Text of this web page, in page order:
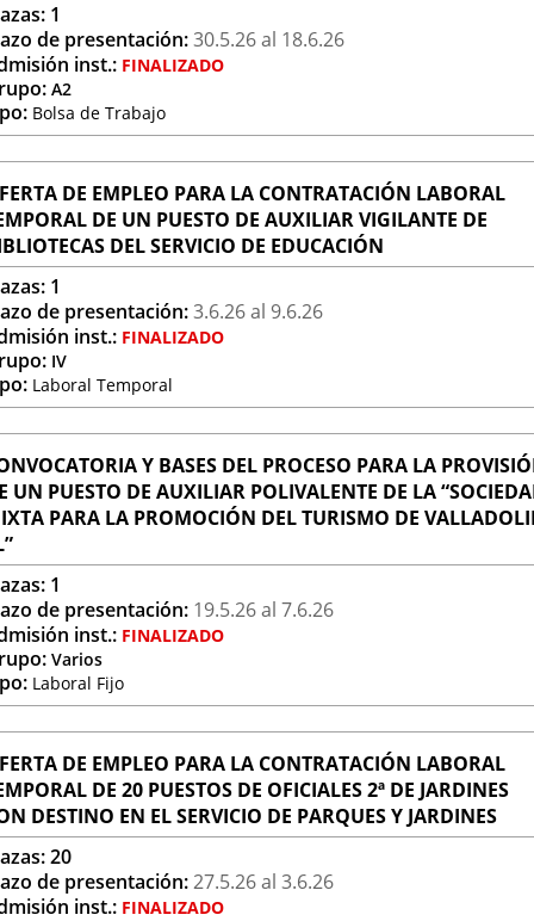
1
de presentación:30.5.26al 18.6.26
inst.: FINALIZADO
A2
Bolsa de Trabajo
1
DE EMPLEO PARA LA CONTRATACIÓN LABORAL
DE UN PUESTO DE AUXILIAR VIGILANTE DE
DEL SERVICIO DE EDUCACIÓN
de presentación:3.6.26al 9.6.26
inst.: FINALIZADO
IV
Laboral Temporal
1
Y BASES DEL PROCESO PARA LA
UN PUESTO DE AUXILIAR POLIVALENTE DE LA
PARA LA PROMOCIÓN DEL TURISMO DE
de presentación: 19.5.26al 7.6.26
inst.: FINALIZADO
Varios
Laboral Fijo
20
DE EMPLEO PARA LA CONTRATACIÓN LABORAL
DE 20 PUESTOS DE OFICIALES 2ª DE JARDINES
DESTINO EN EL SERVICIO DE PARQUES Y JARDINES
de presentación:27.5.26al 3.6.26
inst.: FINALIZADO